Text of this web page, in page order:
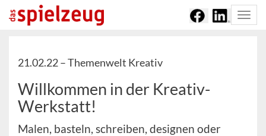
21.02.22 –Themenwelt Kreativ
Willkommen in der Kreativ-
Werkstatt!
Malen, basteln, schreiben, designen oder